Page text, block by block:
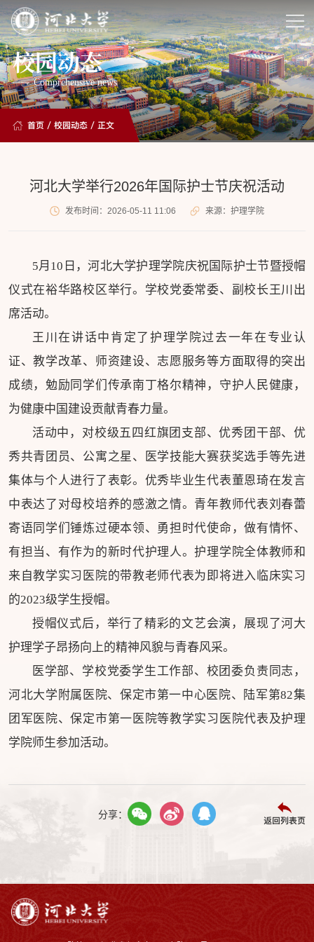
校园动态
Comprehensive news
首页 /校园动态 / 正文
河北大学举行2026年国际护士节庆祝活动
发布时间：2026-05-11 11:06 来源：护理学院
5月10日，河北大学护理学院庆祝国际护士节暨授帽
仪式在裕华路校区举行。学校党委常委、副校长王川出
席活动。
王川在讲话中肯定了护理学院过去一年在专业认
证、教学改革、师资建设、志愿服务等方面取得的突出
成绩，勉励同学们传承南丁格尔精神，守护人民健康，
为健康中国建设贡献青春力量。
活动中，对校级五四红旗团支部、优秀团干部、优
秀共青团员、公寓之星、医学技能大赛获奖选手等先进
集体与个人进行了表彰。优秀毕业生代表董恩琦在发言
中表达了对母校培养的感激之情。青年教师代表刘春蕾
寄语同学们锤炼过硬本领、勇担时代使命，做有情怀、
有担当、有作为的新时代护理人。护理学院全体教师和
来自教学实习医院的带教老师代表为即将进入临床实习
的2023级学生授帽。
授帽仪式后，举行了精彩的文艺会演，展现了河大
护理学子昂扬向上的精神风貌与青春风采。
医学部、学校党委学生工作部、校团委负责同志，
河北大学附属医院、保定市第一中心医院、陆军第82集
团军医院、保定市第一医院等教学实习医院代表及护理
学院师生参加活动。
分享： 返回列表页